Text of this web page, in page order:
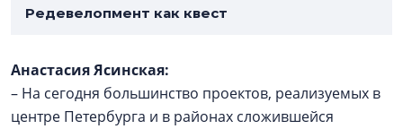
Редевелопмент как квест
Анастасия Ясинская:
– На сегодня большинство проектов, реализуемых в
центре Петербурга и в районах сложившейся